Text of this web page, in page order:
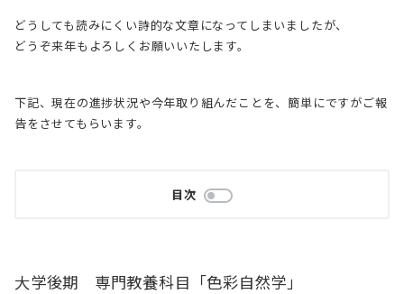
どうしても読みにくい詩的な文章になってしまいましたが、
どうぞ来年もよろしくお願いいたします。
下記、現在の進捗状況や今年取り組んだことを、簡単にですがご報
告をさせてもらいます。
目次
大学後期 専門教養科目「色彩自然学」